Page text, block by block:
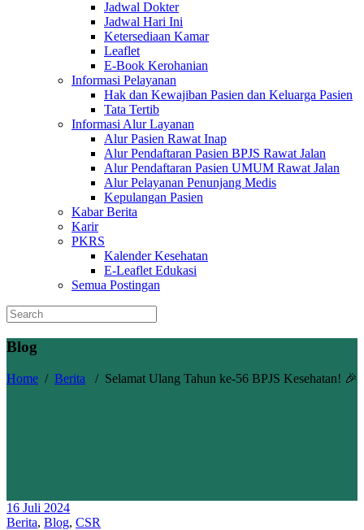
Jadwal Dokter
Jadwal Hari Ini
Ketersediaan Kamar
Leaflet
E-Book Kerohanian
Informasi Pelayanan
Hak dan Kewajiban Pasien dan Keluarga Pasien
Tata Tertib
Informasi Alur Layanan
Alur Pasien Rawat Inap
Alur Pendaftaran Pasien BPJS Rawat Jalan
Alur Pendaftaran Pasien UMUM Rawat Jalan
Alur Pelayanan Penunjang Medis
Kepulangan Pasien
Kabar Berita
Karir
PKRS
Kalender Kesehatan
E-Leaflet Edukasi
Semua Postingan
Blog
Home / Berita / Selamat Ulang Tahun ke-56 BPJS Kesehatan! 🎉
16 Juli 2024
Berita, Blog, CSR